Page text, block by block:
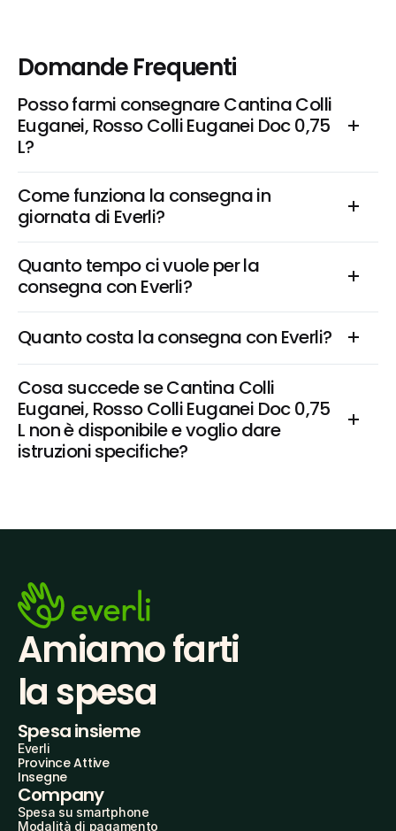
Domande Frequenti
Posso farmi consegnare Cantina Colli
Euganei, Rosso Colli Euganei Doc 0,75
L?
Come funziona la consegna in
giornata di Everli?
Quanto tempo ci vuole per la
consegna con Everli?
Quanto costa la consegna con Everli?
Cosa succede se Cantina Colli
Euganei, Rosso Colli Euganei Doc 0,75
L non è disponibile e voglio dare
istruzioni specifiche?
Amiamo farti
la spesa
Spesa insieme
Everli
Province Attive
Insegne
Company
Spesa su smartphone
Modalità di pagamento